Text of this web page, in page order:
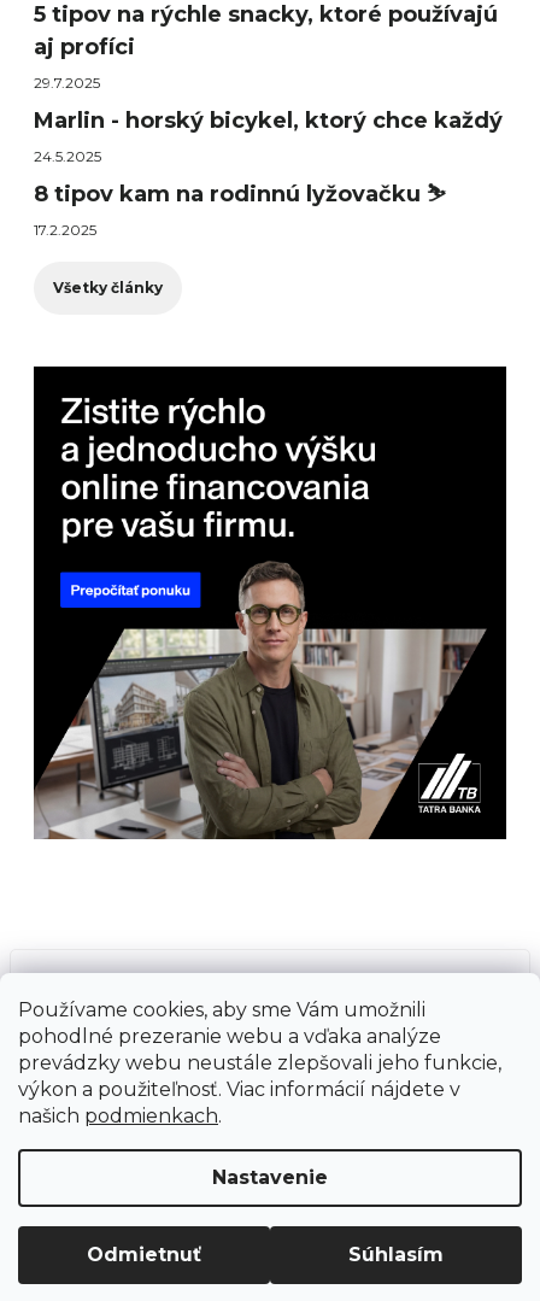
Používame cookies, aby sme Vám umožnili
pohodlné prezeranie webu a vďaka analýze
prevádzky webu neustále zlepšovali jeho funkcie,
výkon a použiteľnosť. Viac informácií nájdete v
našich podmienkach.
Nastavenie
Odmietnuť Súhlasím
5 tipov na rýchle snacky, ktoré používajú
aj profíci
29.7.2025
Marlin - horský bicykel, ktorý chce každý
24.5.2025
8 tipov kam na rodinnú lyžovačku ⛷️
17.2.2025
Všetky články
Ground Cycling Store
práva vyhradené.
Upraviť nastavenie cookies